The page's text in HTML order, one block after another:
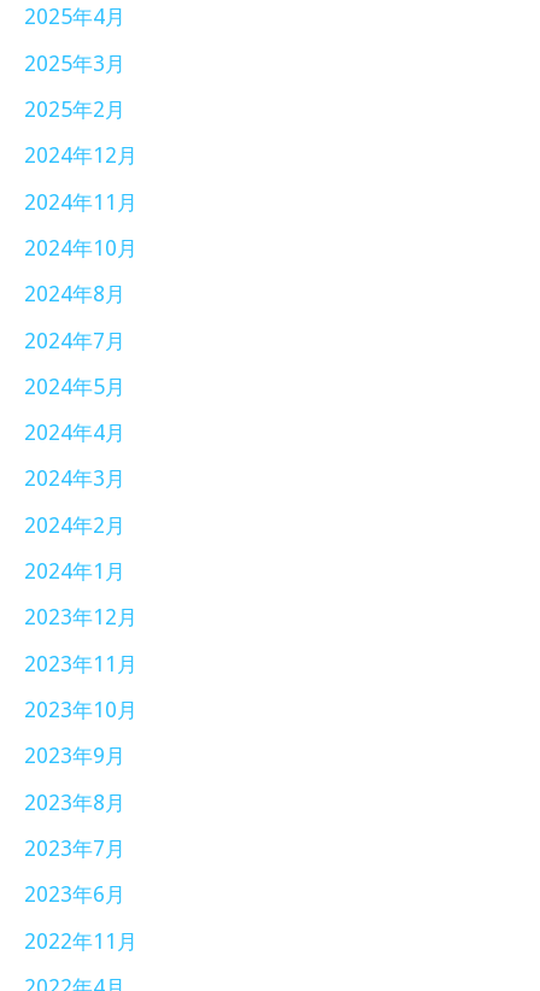
2025年4月
2025年3月
2025年2月
2024年12月
2024年11月
2024年10月
2024年8月
2024年7月
2024年5月
2024年4月
2024年3月
2024年2月
2024年1月
2023年12月
2023年11月
2023年10月
2023年9月
2023年8月
2023年7月
2023年6月
2022年11月